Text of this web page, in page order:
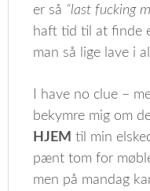
er så “last fucking
haft tid til at finde
man så lige lave i
I have no clue –
bekymre mig om
HJEM til min
pænt tom for
men på mandag